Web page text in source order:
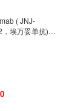
JNJ-
埃万妥单抗)